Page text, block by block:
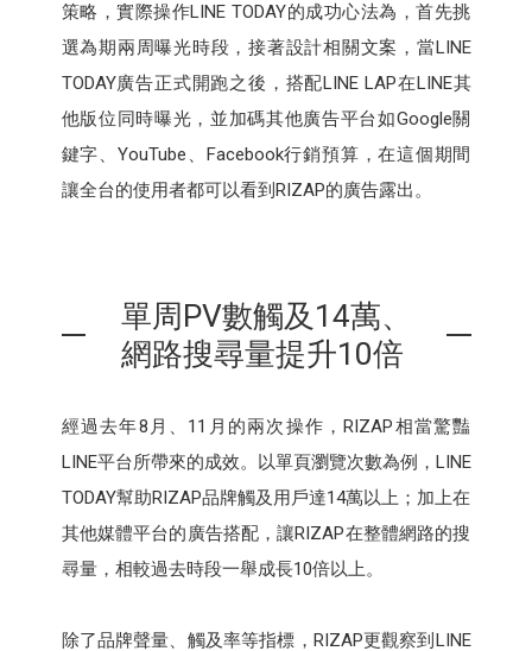
策略，實際操作LINE TODAY的成功心法為，首先挑
選為期兩周曝光時段，接著設計相關文案，當LINE
TODAY廣告正式開跑之後，搭配LINE LAP在LINE其
他版位同時曝光，並加碼其他廣告平台如Google關
鍵字、YouTube、Facebook行銷預算，在這個期間
讓全台的使用者都可以看到RIZAP的廣告露出。
單周PV數觸及14萬、
網路搜尋量提升10倍
經過去年8月、11月的兩次操作，RIZAP相當驚豔
LINE平台所帶來的成效。以單頁瀏覽次數為例，LINE
TODAY幫助RIZAP品牌觸及用戶達14萬以上；加上在
其他媒體平台的廣告搭配，讓RIZAP在整體網路的搜
尋量，相較過去時段一舉成長10倍以上。
除了品牌聲量、觸及率等指標，RIZAP更觀察到LINE